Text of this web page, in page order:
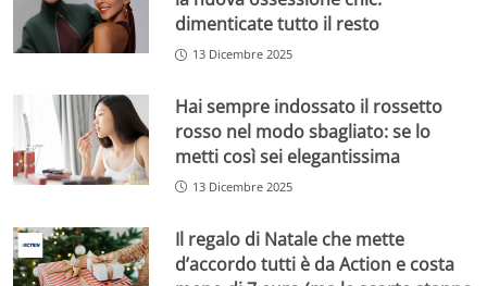
dimenticate tutto il resto
13 Dicembre 2025
Hai sempre indossato il rossetto
rosso nel modo sbagliato: se lo
metti così sei elegantissima
13 Dicembre 2025
Il regalo di Natale che mette
d’accordo tutti è da Action e costa